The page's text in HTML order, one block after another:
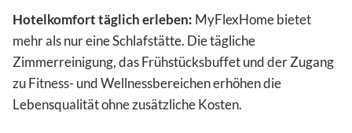
Hotelkomfort täglich erleben: MyFlexHome bietet
mehr als nur eine Schlafstätte. Die tägliche
Zimmerreinigung, das Frühstücksbuffet und der Zugang
zu Fitness- und Wellnessbereichen erhöhen die
Lebensqualität ohne zusätzliche Kosten.